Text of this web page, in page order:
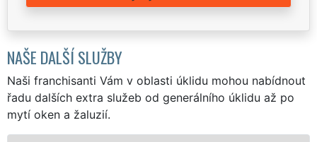
NAŠE DALŠÍ SLUŽBY
Naši franchisanti Vám v oblasti úklidu mohou nabídnout
řadu dalších extra služeb od generálního úklidu až po
mytí oken a žaluzií.